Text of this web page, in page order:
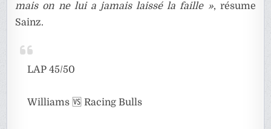
mais on ne lui a jamais laissé la faille », résume
Sainz.
LAP 45/50
Williams 🆚 Racing Bulls